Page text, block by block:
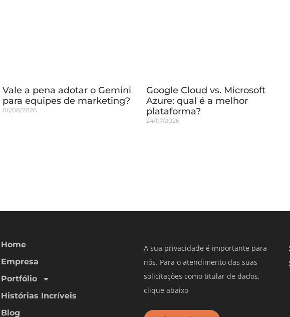
Vale a pena adotar o Gemini
para equipes de marketing?
06/08/2026
Google Cloud vs. Microsoft
Azure: qual é a melhor
plataforma?
24/07/2026
Home
Empresa
Portfólio
Histórias Incríveis
Blog
A sua privacidade é importante para
nós. Para o atendimento das suas
solicitações como titular de dados,
clique abaixo